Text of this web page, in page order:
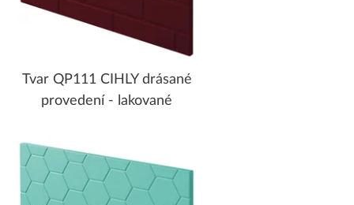
Tvar QP111 CIHLY drásané
provedení - lakované